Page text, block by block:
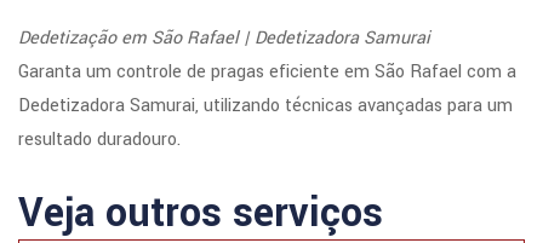
Dedetização em São Rafael | Dedetizadora Samurai
Garanta um controle de pragas eficiente em São Rafael com a
Dedetizadora Samurai, utilizando técnicas avançadas para um
resultado duradouro.
Veja outros serviços